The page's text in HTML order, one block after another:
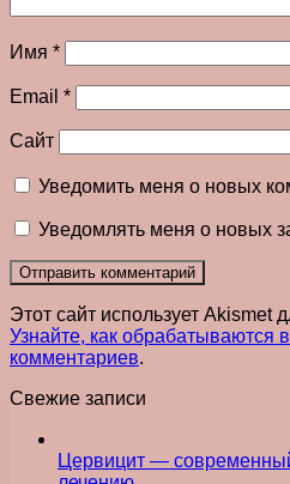
Имя *
Email *
Сайт
Уведомить меня о новых
Уведомлять меня о новых
Этот сайт использует Akismet
Узнайте, как обрабатываются
комментариев.
Свежие записи
Цервицит —